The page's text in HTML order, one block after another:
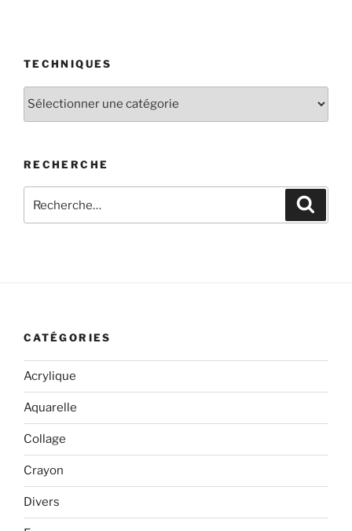
TECHNIQUES
Techniques
RECHERCHE
pour
CATÉGORIES
Acrylique
Aquarelle
Collage
Crayon
Divers